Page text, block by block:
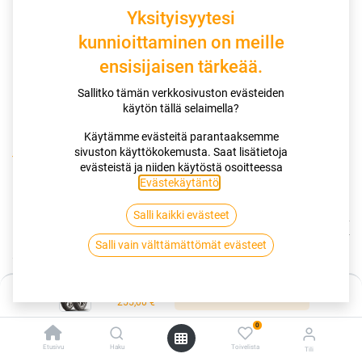
255,00€
Etusivu Haku
0
Toivelista Tili
Kauppa
110/90-18 61V DUNLOP ARROWMAX STREETSMART XL RT
110/90-18 61V DUNLOP ARROWMAX
STREETSMART XL RT
Tällä tuotteella ei ole kelvollista yhdistelmää.
Yksityisyytesi
kunnioittaminen on meille
ensisijaisen tärkeää.
Sallitko tämän verkkosivuston evästeiden
käytön tällä selaimella?
Käytämme evästeitä parantaaksemme
sivuston käyttökokemusta. Saat lisätietoja
evästeistä ja niiden käytöstä osoitteessa
Evästekäytäntö
Salli kaikki evästeet
Salli vain välttämättömät evästeet